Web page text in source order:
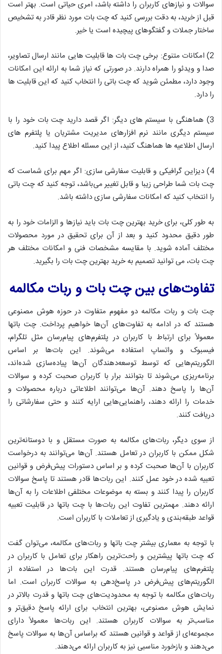
سوالات و نیازهای کاربران را داشته باشد، امری حیاتی است. بهتر است
قبل از خرید، به دقت بررسی کنید که چت بات مورد نظر قادر به تشخیص
ساختار جملات و گفتگوهای پیچیده است یا خیر.
2) امکانات متنوع: برخی چت بات ها قابلیت هایی مانند ارسال تصاویر،
صدا و ویدئو را همراه دارند. در صورتی که نیاز شما به ارائه این امکانات
وجود دارد، مطمئن شوید که چت باتی را انتخاب کنید که این قابلیت ها
را دارد.
3) هماهنگی با سیستم های دیگر: اگر قصد دارید چت بات خود را با
سیستم دیگری مانند نرم افزارهای مدیریت مشتریان یا پلتفرم های
ارسال اطلاعیه ها هماهنگ کنید، از این مسئله اطلاع پیدا کنید.
4) دیزاین گرافیکی و قابلیت سفارشی سازی: اگر مهم برای شماست که
چت بات شما طراحی زیبا و قابل تغییر می‌باشد، توجه کنید که چت باتی
را انتخاب کنید که امکانات سفارشی سازی داشته باشد.
به طور کلی، برای خرید بهترین چت بات باید نیازها و الزامات خود را به
طور دقیق محدود کنید و بعد از آن برای تحقیق در مورد محصولات
مختلف آماده شوید. با مقایسه مشخصات فنی و امکانات مختلف هر
چت بات، می توانید تصمیم به خرید بهترین چت بات را بگیرید.
تفاوت‌های بین چت بات و ربات مکالمه
چت بات و ربات مکالمه دو مفهوم متفاوت در حوزه هوش مصنوعی
هستند که در ادامه به تفاوت‌های آن‌ها خواهیم پرداخت. چت باتها
معمولاً برای ارتباط با کاربران در پلتفرم‌های پیام‌رسان مثل تلگرام،
فیسبوک و واتساپ استفاده می‌شوند. این بات‌ها بر اساس
الگوریتم‌هایی که توسط توسعه‌دهندگان آن‌ها پیاده‌سازی شده‌اند،
برنامه‌ریزی می‌شوند تا بتوانند برار با کاربران صحبت کرده و سوالات
آن‌ها را پاسخ دهند. آن‌ها می‌توانند اطلاعاتی درباره محصولات و
خدمات را ارائه دهند، راهنمایی‌هایی ارایه کنند و حتی سفارشاتی را
دریافت کنند.
از سوی دیگر، ربات‌های مکالمه به صورت مستقل و با دوستانه‌ترین
شکل ممکن با کاربران در تعامل هستند. آن‌ها می‌توانند به درخواست
کاربران با آن‌ها صحبت کرده و بر اساس دستورات پیش‌فرض و قوانین
تعبیه شده در خود عمل کنند. این ربات‌ها قادر هستند تا پاسخ سوالات
کاربران را پیدا کنند و بسته به موضوعات مختلفی اطلاعات را به آن‌ها
ارائه دهند. مهمترین تفاوت این ربات‌ها با چت باتها در قابلیت تعبیه
قواعد طبقه‌بندی و یادگیری از تعاملات با کاربران است.
با توجه به معماری بیشتر چت باتها و ربات‌های مکالمه، می‌توان گفت
که چت باتها پیشترین و راحت‌ترین راهکار برای تعامل با کاربران در
پلتفرم‌های پیام‌رسان هستند. قدرت این بات‌ها در استفاده از
الگوریتم‌های پیش‌فرض در پاسخ‌دهی به سوالات کاربران است. اما
ربات‌های مکالمه با توجه به محدودیت‌های چت باتها و قدرت بالاتر در
نمایش هوش مصنوعی، بهترین انتخاب برای ارائه پاسخ دقیق‌تر و
مناسب‌تر به سوالات کاربران هستند. این ربات‌ها معمولاً دارای
مجموعه‌ای از قواعد و قوانین هستند که براساس آن‌ها به سوالات پاسخ
می‌دهند و بازخورد مناسبی نیز به کاربران ارائه می‌دهند.